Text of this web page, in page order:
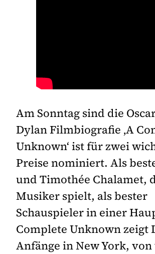
Am Sonntag sind die
Dylan Filmbiografie ‚A
Unknown‘ ist für zwei
Preise nominiert. Als
und Timothée Chalamet,
Musiker spielt, als bester
Schauspieler in einer
Complete Unknown zeigt
Anfänge in New York, von